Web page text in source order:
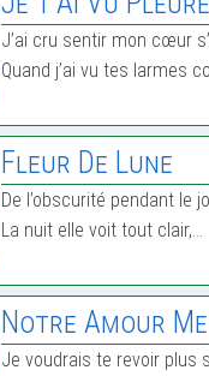
J’ai cru sentir mon cœur
Quand j’ai vu tes larmes
Fleur De Lune
De l’obscurité pendant le
La nuit elle voit tout clair,…
Notre Amour
Je voudrais te revoir plus